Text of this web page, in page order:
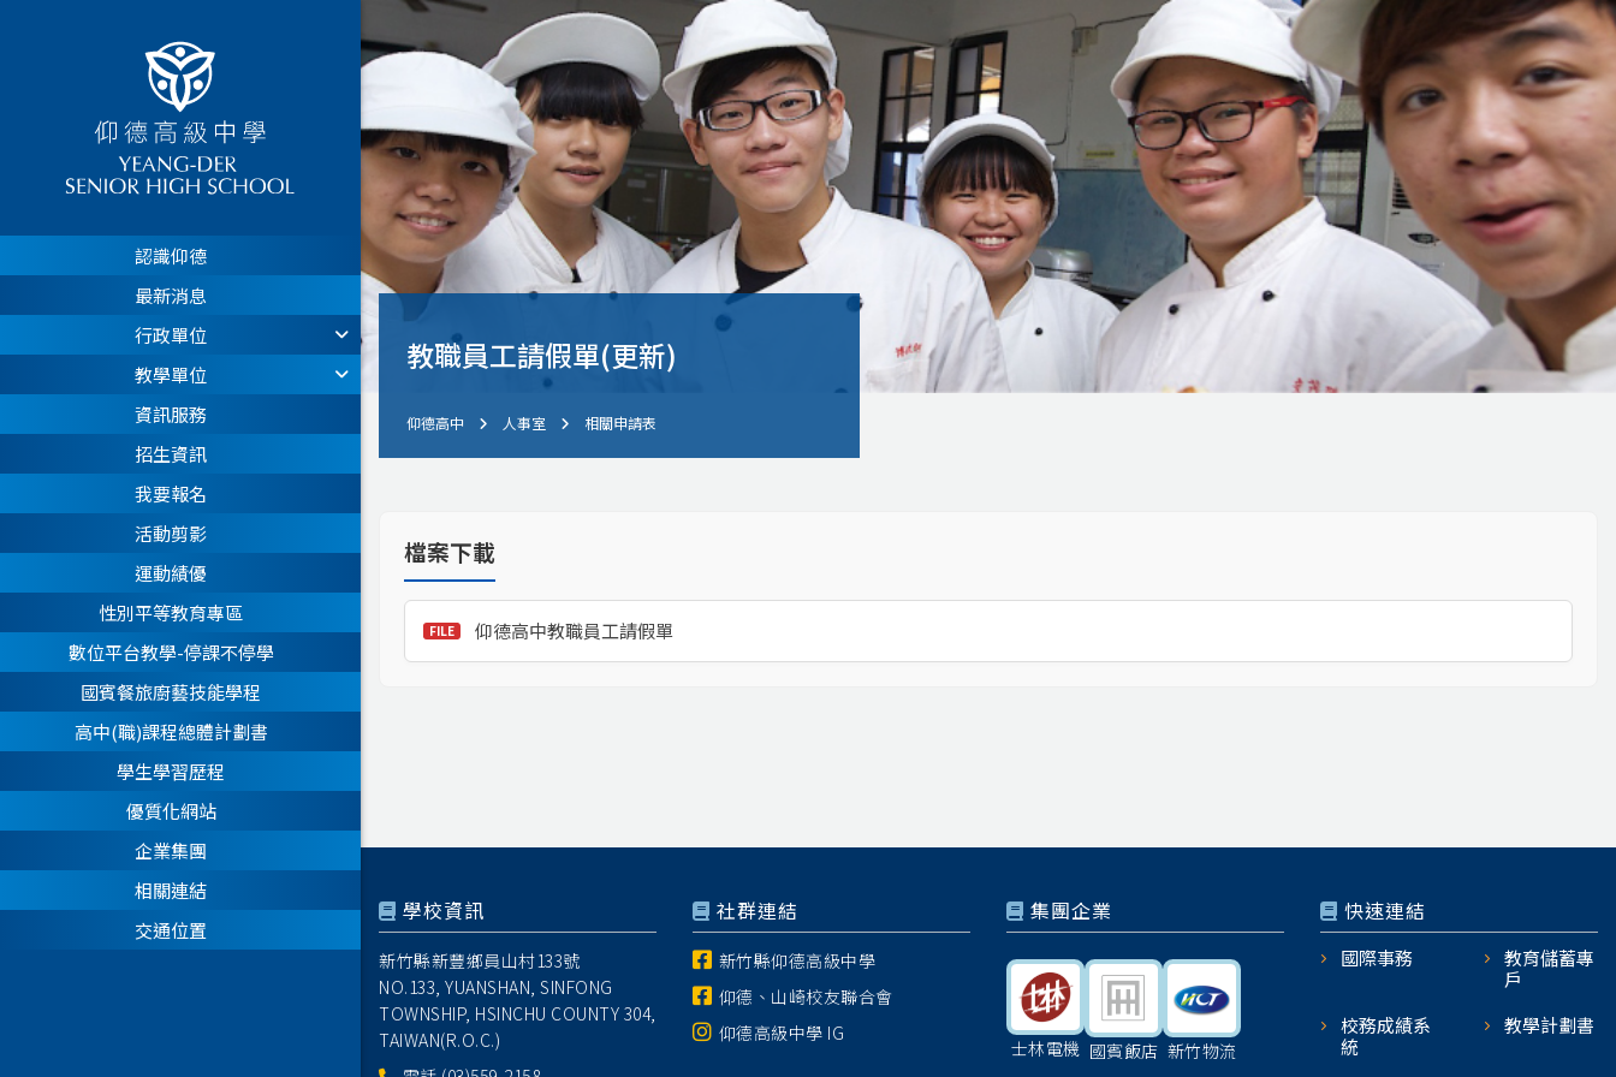
認識仰德
最新消息
行政單位
教學單位
資訊服務
招生資訊
我要報名
活動剪影
運動績優
性別平等教育專區
數位平台教學-停課不停學
國賓餐旅廚藝技能學程
高中(職)課程總體計劃書
學生學習歷程
優質化網站
企業集團
相關連結
交通位置
教職員工請假單(更新)
仰德高中 人事室 相關申請表
檔案下載
仰德高中教職員工請假單
學校資訊
新竹縣新豐鄉員山村133號
NO.133, YUANSHAN, SINFONG
TOWNSHIP, HSINCHU COUNTY 304,
TAIWAN(R.O.C.)
社群連結
新竹縣仰德高級中學
仰德、山崎校友聯合會
仰德高級中學 IG
集團企業
士林電機 國賓飯店 新竹物流
快速連結
國際事務
教育儲蓄專
戶
校務成績系
統
教學計劃書